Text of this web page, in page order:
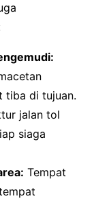
tiba di tujuan.
jalan tol
siaga
Tempat